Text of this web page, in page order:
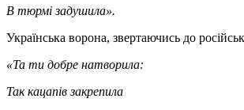
В тюрмі задушила».
Українська ворона, звертаючись до
«Та ти добре натворила:
Так кацапів закрепила